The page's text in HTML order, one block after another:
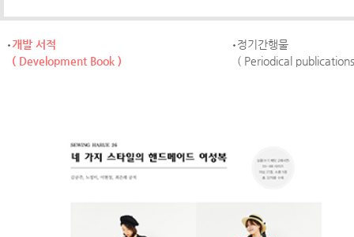
개발 서적
( Development Book )
정기간행물
( Periodical